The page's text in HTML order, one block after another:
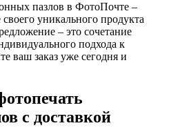
пазлов в ФотоПочте –
уникального продукта
– это сочетание
подхода к
ваш заказ уже сегодня и
с доставкой